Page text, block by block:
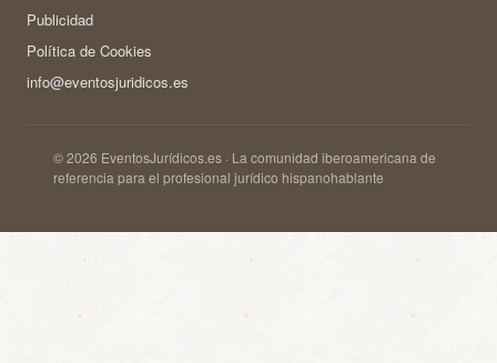
Publicidad
Política de Cookies
info@eventosjuridicos.es
© 2026 EventosJurídicos.es · La comunidad iberoamericana de
referencia para el profesional jurídico hispanohablante